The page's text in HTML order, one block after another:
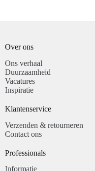
Over ons
Ons verhaal
Duurzaamheid
Vacatures
Inspiratie
Klantenservice​
Verzenden & retourneren
Contact ons
Professionals​
Informatie